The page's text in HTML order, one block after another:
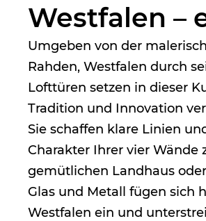
Westfalen –
Umgeben von der
Rahden, Westfalen durch
Lofttüren setzen in dieser
Tradition und Innovation
Sie schaffen klare Linien
Charakter Ihrer vier Wände
gemütlichen Landhaus
Glas und Metall fügen sich
Westfalen ein und